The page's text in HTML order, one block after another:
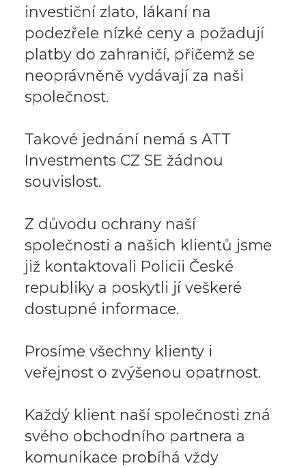
investiční zlato, lákaní na
podezřele nízké ceny a požadují
platby do zahraničí, přičemž se
neoprávněně vydávají za naši
společnost.
Takové jednání nemá s ATT
Investments CZ SE žádnou
souvislost.
Z důvodu ochrany naší
společnosti a našich klientů jsme
již kontaktovali Policii České
republiky a poskytli jí veškeré
dostupné informace.
Prosíme všechny klienty i
veřejnost o zvýšenou opatrnost.
Každý klient naší společnosti zná
svého obchodního partnera a
komunikace probíhá vždy